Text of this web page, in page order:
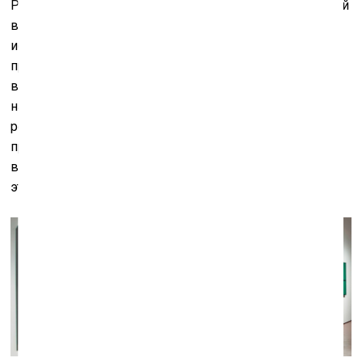
Рауля Меэля, Сирье Рунге). На мой взгляд, заслуга этой
выставки в побуждении к другим подходам,
исследовательским областям, в соединении
произведений из стран Балтии, в выходе за рамки
вопроса национальной идентичности, который,
наверное, преобладает над постколониальными
репрезентативными стратегиями. Но я думаю, что мы
продолжим эту непростую работу, чтобы понять
возможности такого подхода, не деполитизируя при
этом наши нарративы.